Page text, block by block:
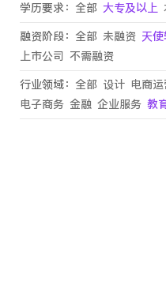
学历要求： 全部 大专及以上
融资阶段： 全部 未融资 天使
上市公司 不需融资
行业领域： 全部 设计 电商运
电子商务 金融 企业服务 教